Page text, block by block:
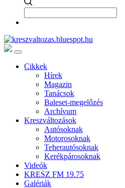
Cikkek
Hírek
Magazin
Tanácsok
Baleset-megelőzés
Archívum
Kreszváltozások
Autósoknak
Motorosoknak
Teherautósoknak
Kerékpárosoknak
Videók
KRESZ FM 19.75
Galériák